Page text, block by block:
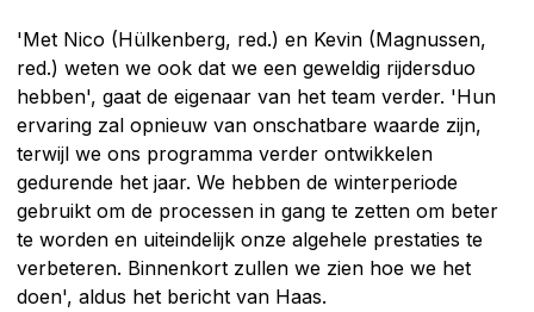
'Met Nico (Hülkenberg, red.) en Kevin (Magnussen,
red.) weten we ook dat we een geweldig rijdersduo
hebben', gaat de eigenaar van het team verder. 'Hun
ervaring zal opnieuw van onschatbare waarde zijn,
terwijl we ons programma verder ontwikkelen
gedurende het jaar. We hebben de winterperiode
gebruikt om de processen in gang te zetten om beter
te worden en uiteindelijk onze algehele prestaties te
verbeteren. Binnenkort zullen we zien hoe we het
doen', aldus het bericht van Haas.